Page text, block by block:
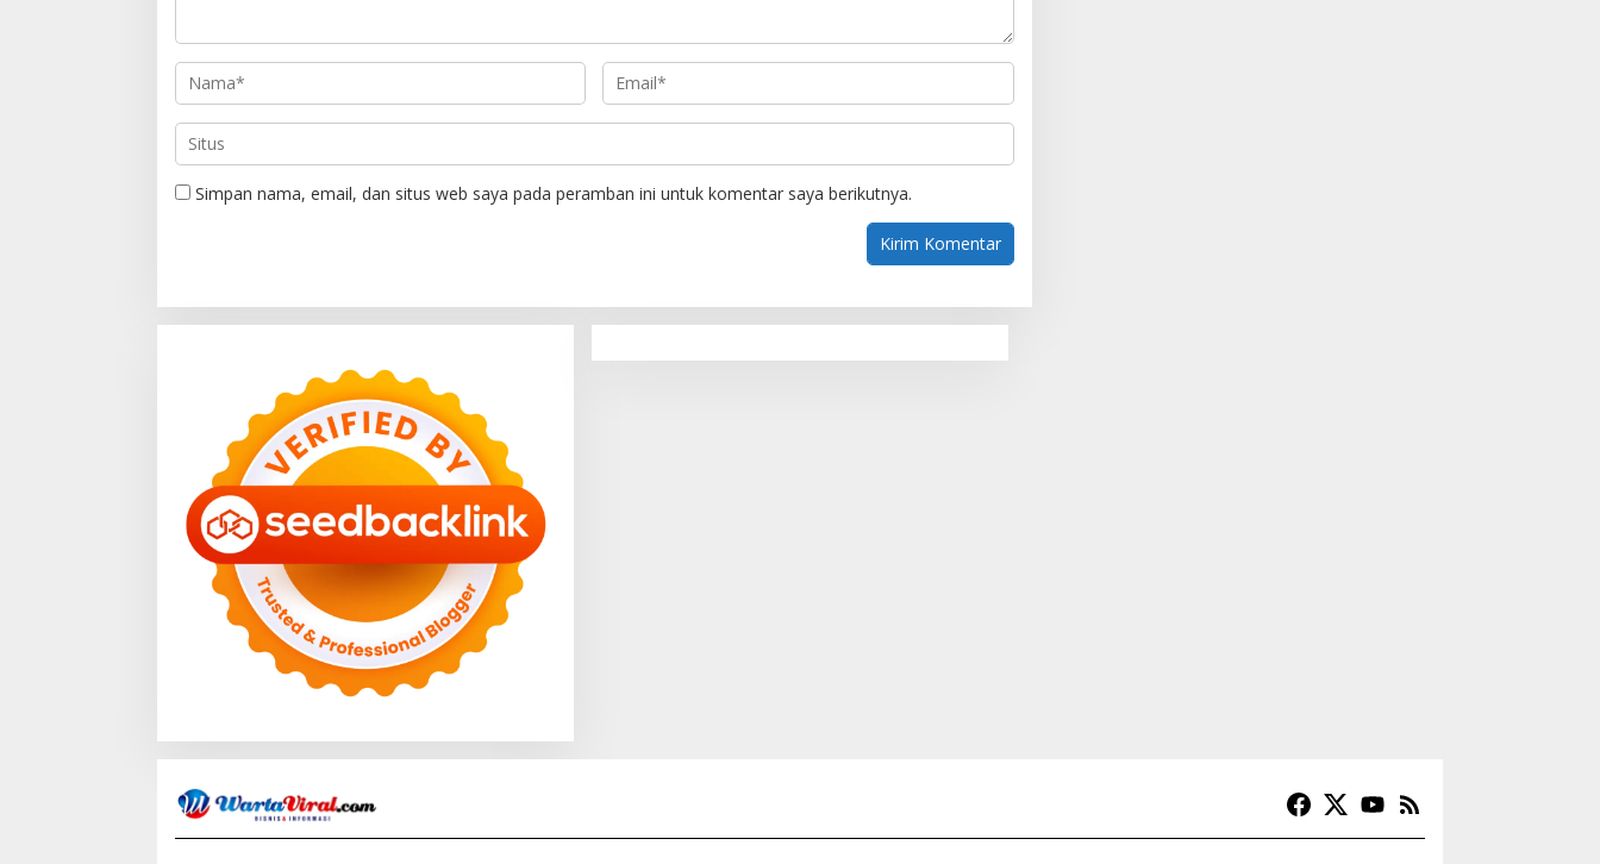
Simpan nama, email, dan situs web saya pada peramban ini untuk komentar saya berikutnya.